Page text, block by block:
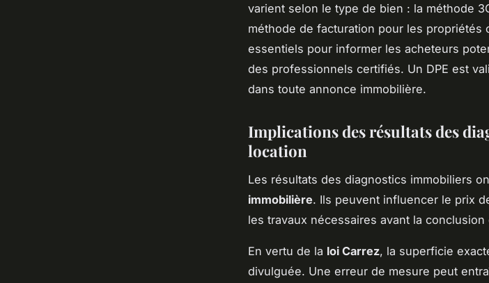
varient selon le type de bien : la méthode
méthode de facturation pour les propriétés
essentiels pour informer les acheteurs
des professionnels certifiés. Un DPE est
dans toute annonce immobilière.
Implications des résultats des
location
Les résultats des diagnostics immobiliers
immobilière. Ils peuvent influencer le prix
les travaux nécessaires avant la
En vertu de la loi Carrez, la superficie
divulguée. Une erreur de mesure peut